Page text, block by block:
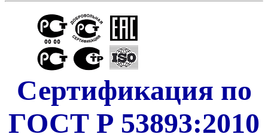
Сертификация по
ГОСТ Р 53893:2010